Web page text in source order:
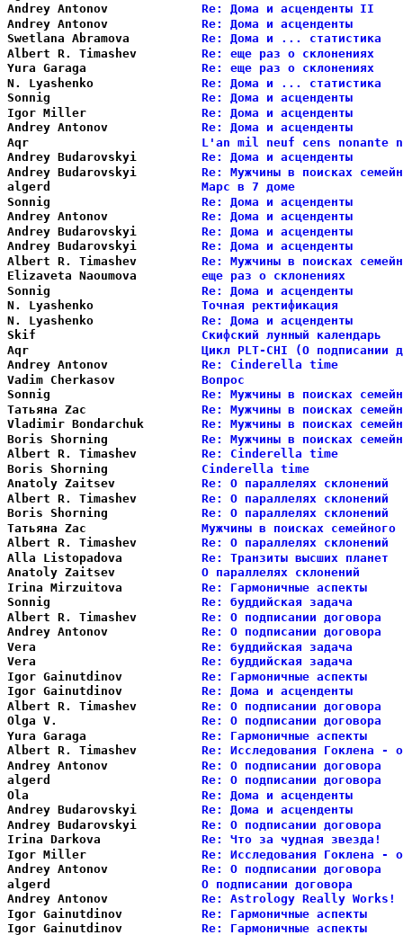
Andrey Antonov
Re: Дома и
Andrey Antonov
Re: Дома и
Swetlana Abramova
Re: Дома и ...
Albert R. Timashev
Re: еще раз о
Yura Garaga
Re: еще раз о
N. Lyashenko
Re: Дома и ...
Sonnig
Re: Дома и
Igor Miller
Re: Дома и
Andrey Antonov
Re: Дома и
Aqr
L'an mil neuf cens nonante
Andrey Budarovskyi
Re: Дома и
Andrey Budarovskyi
Re: Мужчины в поисках
algerd
Марс в 7
Sonnig
Re: Дома и
Andrey Antonov
Re: Дома и
Andrey Budarovskyi
Re: Дома и
Andrey Budarovskyi
Re: Дома и
Albert R. Timashev
Re: Мужчины в поисках
Elizaveta Naoumova
еще раз о
Sonnig
Re: Дома и
N. Lyashenko
Точная
N. Lyashenko
Re: Дома и
Skif
Скифский лунный
Aqr
Цикл PLT-CHI (О подписании
Andrey Antonov
Re: Cinderella
Vadim Cherkasov
Sonnig
Re: Мужчины в поисках
Татьяна Zac
Re: Мужчины в поисках
Vladimir Bondarchuk
Re: Мужчины в поисках
Boris Shorning
Re: Мужчины в поисках
Albert R. Timashev
Re: Cinderella
Boris Shorning
Cinderella
Anatoly Zaitsev
Re: О параллелях
Albert R. Timashev
Re: О параллелях
Boris Shorning
Re: О параллелях
Татьяна Zac
Мужчины в поисках семейного
Albert R. Timashev
Re: О параллелях
Alla Listopadova
Re: Транзиты высших
Anatoly Zaitsev
О параллелях
Irina Mirzuitova
Re: Гармоничные
Sonnig
Re: буддийская
Albert R. Timashev
Re: О подписании
Andrey Antonov
Re: О подписании
Vera
Re: буддийская
Vera
Re: буддийская
Igor Gainutdinov
Re: Гармоничные
Igor Gainutdinov
Re: Дома и
Albert R. Timashev
Re: О подписании
Olga V.
Re: О подписании
Yura Garaga
Re: Гармоничные
Albert R. Timashev
Re: Исследования Гоклена -
Andrey Antonov
Re: О подписании
algerd
Re: О подписании
Ola
Re: Дома и
Andrey Budarovskyi
Re: Дома и
Andrey Budarovskyi
Re: О подписании
Irina Darkova
Re: Что за чудная
Igor Miller
Re: Исследования Гоклена -
Andrey Antonov
Re: О подписании
algerd
О подписании
Andrey Antonov
Re: Astrology Really
Igor Gainutdinov
Re: Гармоничные
Igor Gainutdinov
Re: Гармоничные